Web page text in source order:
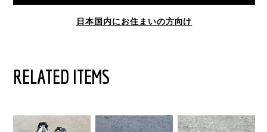
日本国内にお住まいの方向け
RELATED ITEMS